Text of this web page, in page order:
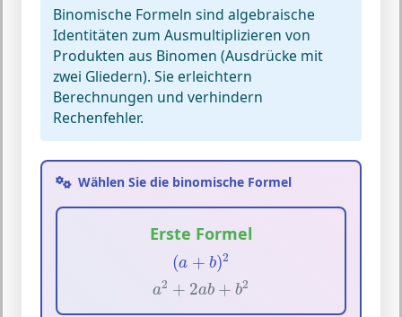
Binomische Formeln sind algebraische
Identitäten zum Ausmultiplizieren von
Produkten aus Binomen (Ausdrücke mit
zwei Gliedern). Sie erleichtern
Berechnungen und verhindern
Rechenfehler.
Wählen Sie die binomische Formel
Erste Formel
(a + b)2
( b )2
a2 + 2ab + b2
a2 + 2a b b 2